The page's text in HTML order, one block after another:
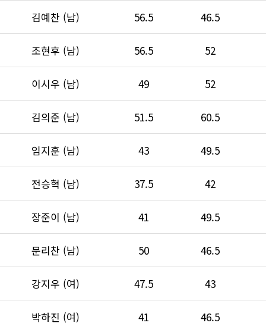
김예찬 (남) 56.5 46.5
조현후 (남) 56.5 52
이시우 (남) 49 52
김의준 (남) 51.5 60.5
임지훈 (남) 43 49.5
전승혁 (남) 37.5 42
장준이 (남) 41 49.5
문리찬 (남) 50 46.5
강지우 (여) 47.5 43
박하진 (여) 41 46.5